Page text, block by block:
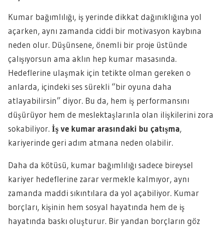
Kumar bağımlılığı, iş yerinde dikkat dağınıklığına yol
açarken, aynı zamanda ciddi bir motivasyon kaybına
neden olur. Düşünsene, önemli bir proje üstünde
çalışıyorsun ama aklın hep kumar masasında.
Hedeflerine ulaşmak için tetikte olman gereken o
anlarda, içindeki ses sürekli “bir oyuna daha
atlayabilirsin” diyor. Bu da, hem iş performansını
düşürüyor hem de meslektaşlarınla olan ilişkilerini zora
sokabiliyor. İş ve kumar arasındaki bu çatışma,
kariyerinde geri adım atmana neden olabilir.
Daha da kötüsü, kumar bağımlılığı sadece bireysel
kariyer hedeflerine zarar vermekle kalmıyor, aynı
zamanda maddi sıkıntılara da yol açabiliyor. Kumar
borçları, kişinin hem sosyal hayatında hem de iş
hayatında baskı oluşturur. Bir yandan borçların göz